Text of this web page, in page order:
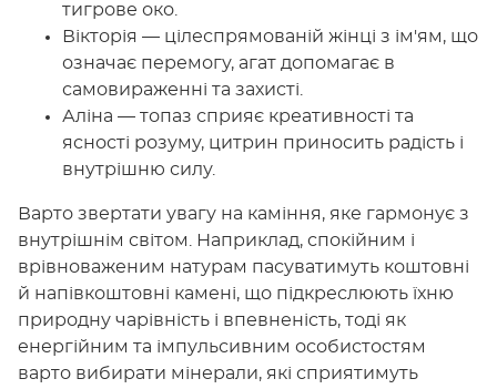
тигрове око.
Вікторія — цілеспрямованій жінці з ім'ям, що
означає перемогу, агат допомагає в
самовираженні та захисті.
Аліна — топаз сприяє креативності та
ясності розуму, цитрин приносить радість і
внутрішню силу.
Варто звертати увагу на каміння, яке гармонує з
внутрішнім світом. Наприклад, спокійним і
врівноваженим натурам пасуватимуть коштовні
й напівкоштовні камені, що підкреслюють їхню
природну чарівність і впевненість, тоді як
енергійним та імпульсивним особистостям
варто вибирати мінерали, які сприятимуть